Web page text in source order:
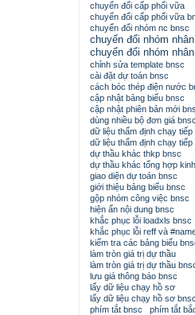
chuyển đổi cấp phối vữa
chuyển đổi cấp phối vữa
chuyển đổi nhóm nc bnsc
chuyển đổi nhóm
chuyển đổi nhóm
chỉnh sửa template bnsc
cài đặt dự toán bnsc
cách bóc thép điện nước
cập nhật bảng biểu bnsc
cập nhật phiên bản mới
dùng nhiều bộ đơn giá bnsc
dữ liệu thẩm định chạy tiếp
dữ liệu thẩm định chạy tiếp
dự thầu khác thkp bnsc
dự thầu khác tổng hợp
giao diện dự toán bnsc
giới thiệu bảng biểu bnsc
gộp nhóm công việc bnsc
hiện ẩn nội dung bnsc
khắc phục lỗi loadxls bnsc
khắc phục lỗi reff và
kiểm tra các bảng biểu
làm tròn giá trị dự thầu
làm tròn giá trị dự thầu
lưu giá thông báo bnsc
lấy dữ liệu chạy hồ sơ
lấy dữ liệu chạy hồ sơ bnsc
phím tắt bnsc
phím tắt